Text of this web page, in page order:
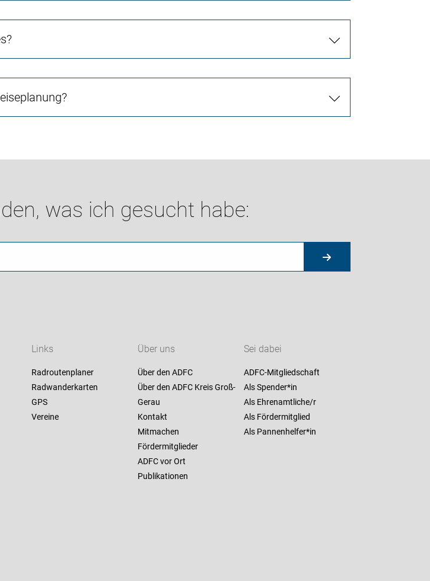
was ich gesucht habe:
Links
Radroutenplaner
Radwanderkarten
GPS
Vereine
Über uns
Über den ADFC
Über den ADFC Kreis Groß-
Gerau
Kontakt
Mitmachen
Fördermitglieder
ADFC vor Ort
Publikationen
Sei dabei
ADFC-Mitgliedschaft
Als Spender*in
Als Ehrenamtliche/r
Als Fördermitglied
Als Pannenhelfer*in